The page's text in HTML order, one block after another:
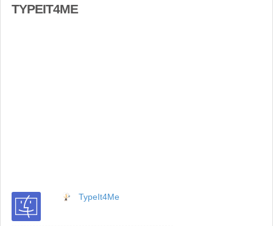
TYPEIT4ME
TypeIt4Me